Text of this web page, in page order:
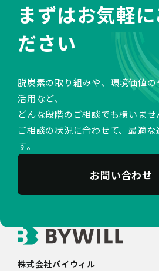
まずはお気軽
ださい
脱炭素の取り組みや、環境価値
活用など、
どんな段階のご相談でも構いませ
ご相談の状況に合わせて、最適
す。
お問い合わせ
株式会社バイウィル